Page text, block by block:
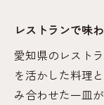
レストランで味
愛知県のレスト
を活かした料理
み合わせた一皿